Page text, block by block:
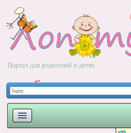
Портал для родителей о детях